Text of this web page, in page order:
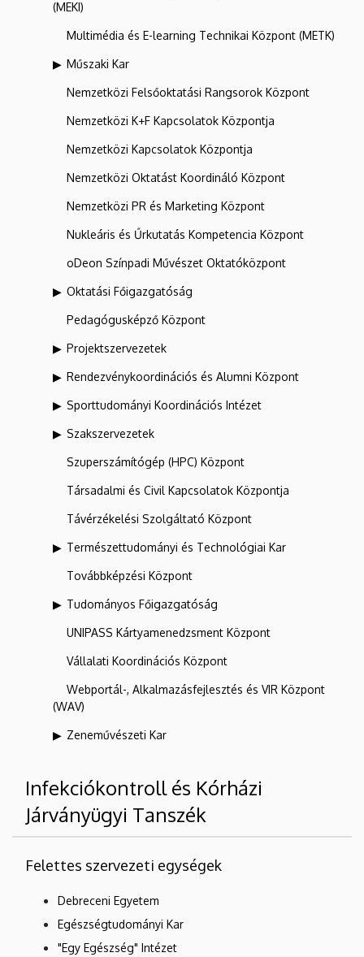
(MEKI)
Multimédia és E-learning Technikai Központ (METK)
Műszaki Kar
Nemzetközi Felsőoktatási Rangsorok Központ
Nemzetközi K+F Kapcsolatok Központja
Nemzetközi Kapcsolatok Központja
Nemzetközi Oktatást Koordináló Központ
Nemzetközi PR és Marketing Központ
Nukleáris és Űrkutatás Kompetencia Központ
oDeon Színpadi Művészet Oktatóközpont
Oktatási Főigazgatóság
Pedagógusképző Központ
Projektszervezetek
Rendezvénykoordinációs és Alumni Központ
Sporttudományi Koordinációs Intézet
Szakszervezetek
Szuperszámítógép (HPC) Központ
Társadalmi és Civil Kapcsolatok Központja
Távérzékelési Szolgáltató Központ
Természettudományi és Technológiai Kar
Továbbképzési Központ
Tudományos Főigazgatóság
UNIPASS Kártyamenedzsment Központ
Vállalati Koordinációs Központ
Webportál-, Alkalmazásfejlesztés és VIR Központ
(WAV)
Zeneművészeti Kar
Infekciókontroll és Kórházi
Járványügyi Tanszék
Felettes szervezeti egységek
Debreceni Egyetem
Egészségtudományi Kar
"Egy Egészség" Intézet